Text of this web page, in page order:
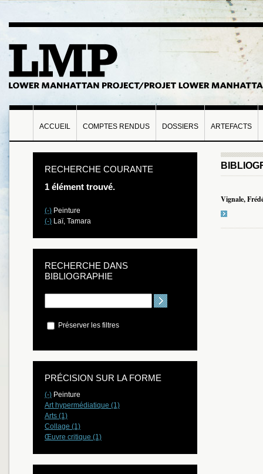
ACCUEIL COMPTES RENDUS DOSSIERS ARTEFACTS
Vignale,
RECHERCHE COURANTE
1 élément trouvé.
(-) Peinture
(-) Laï, Tamara
RECHERCHE DANS
BIBLIOGRAPHIE
Préserver les filtres
PRÉCISION SUR LA FORME
(-) Peinture
Art hypermédiatique (1)
Arts (1)
Collage (1)
Œuvre critique (1)